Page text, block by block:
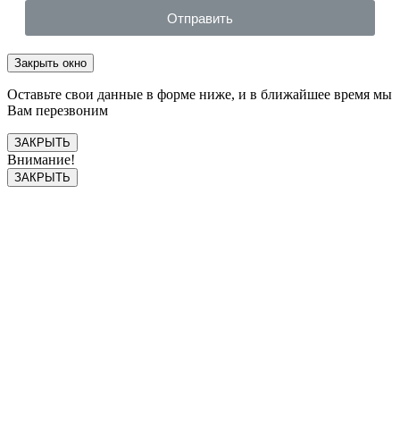
Отправить
Закрыть окно
Оставьте свои данные в форме ниже, и в ближайшее время мы
Вам перезвоним
ЗАКРЫТЬ
Внимание!
ЗАКРЫТЬ